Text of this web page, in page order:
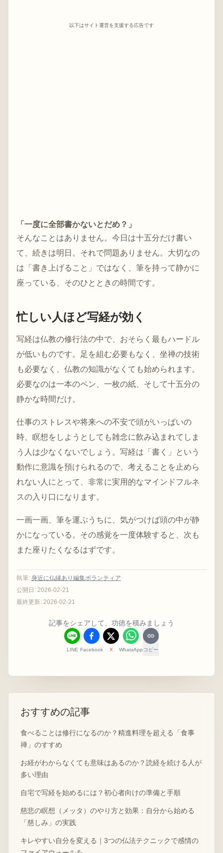
以下はサイト運営を支援する広告です
「一度に全部書かないとだめ？」
そんなことはありません。今日は十五分だけ書い
て、続きは明日。それで問題ありません。大切なの
は「書き上げること」ではなく、筆を持って静かに
座っている、そのひとときの時間です。
忙しい人ほど写経が効く
写経は仏教の修行法の中で、おそらく最もハードル
が低いものです。足を組む必要もなく、坐禅の技術
も必要なく、仏教の知識がなくても始められます。
必要なのは一本のペン、一枚の紙、そして十五分の
静かな時間だけ。
仕事のストレスや将来への不安で頭がいっぱいの
時、瞑想をしようとしても雑念に飲み込まれてしま
う人は少なくないでしょう。写経は「書く」という
動作に意識を預けられるので、考えることを止めら
れない人にとって、非常に実用的なマインドフルネ
スの入り口になります。
一画一画、筆を運ぶうちに、気がつけば頭の中が静
かになっている。その感覚を一度体験すると、次も
また座りたくなるはずです。
執筆: 身近に仏縁あり編集ボランティア
公開日: 2026-02-21
最終更新: 2026-02-21
記事をシェアして、功徳を積みましょう
LINE Facebook X WhatsApp コピー
おすすめの記事
食べることは修行になるのか？精進料理を超える「食事
禅」のすすめ
お経がわからなくても意味はあるのか？読経を続ける人が
多い理由
自宅で写経を始めるには？初心者向けの準備と手順
慈悲の瞑想（メッタ）のやり方と効果：自分から始める
「慈しみ」の実践
キレやすい自分を変える｜3つの仏法テクニックで感情の